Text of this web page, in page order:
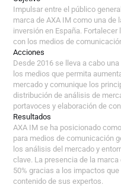
Impulsar entre el público
marca de AXA IM como una
inversión en España.
con los medios de
Acciones
Desde 2016 se lleva a cabo
los medios que permita
mercado y comunique los
distribución de análisis de
portavoces y elaboración de
Resultados
AXA IM se ha posicionado
para medios de comunicación
los análisis del mercado y
clave. La presencia de la
50% gracias a los impactos
contenido de sus expertos.